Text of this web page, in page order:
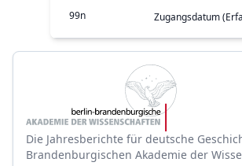
99n Zugangsdatum
Die Jahresberichte für deutsche
Brandenburgischen Akademie der